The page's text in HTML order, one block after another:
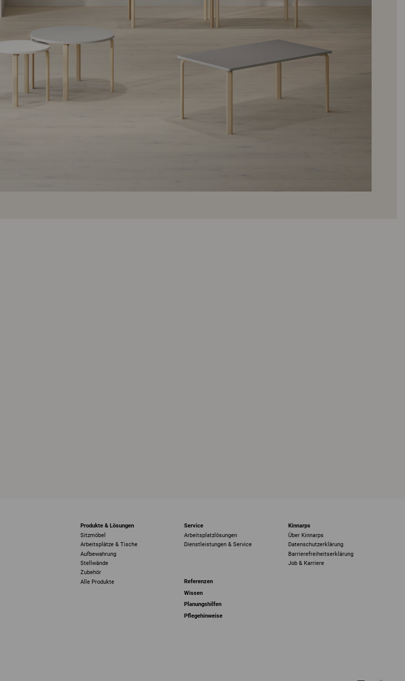
Produkte & Lösungen
Sitzmöbel
Arbeitsplätze & Tische
Aufbewahrung
Stellwände
Zubehör
Alle Produkte
Service
Arbeitsplatzlösungen
Dienstleistungen & Service
Kinnarps
Über Kinnarps
Datenschutzerklärung
Barrierefreiheits­erklärung
Job & Karriere
Referenzen
Wissen
Planungshilfen
Pflegehinweise